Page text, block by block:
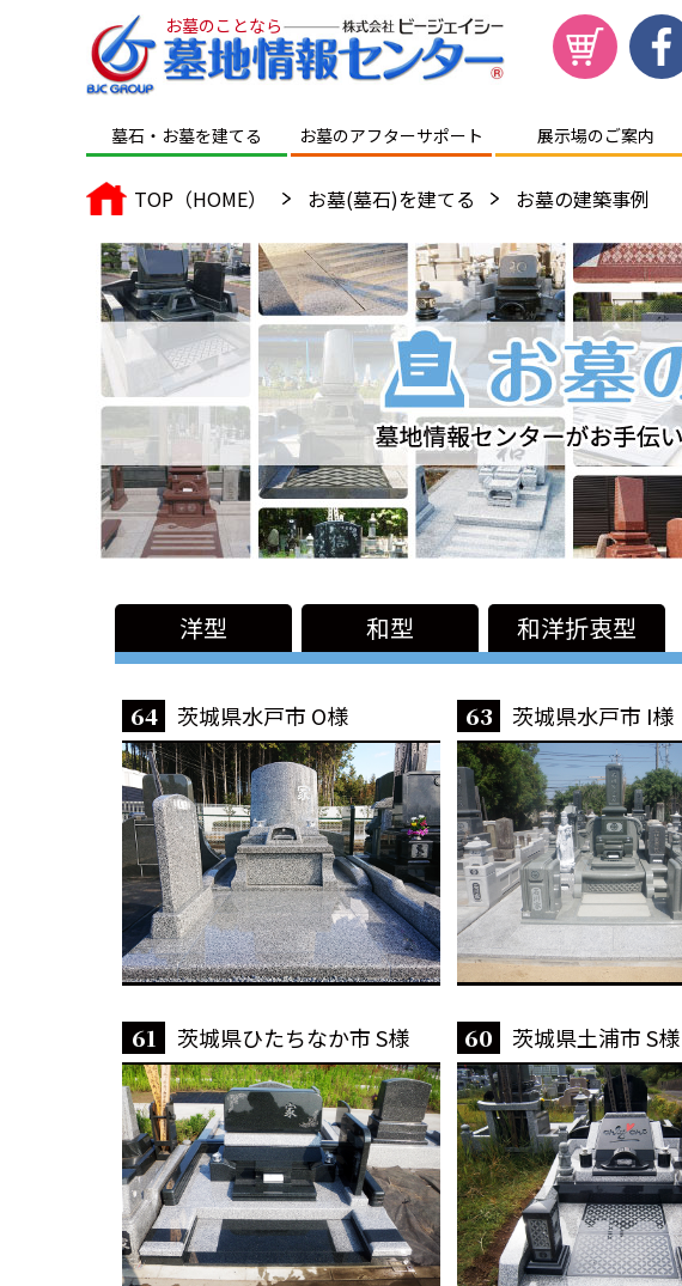
お墓のことなら
墓石・お墓を建てる お墓のアフターサポート 展示場のご案内
TOP（HOME） お墓(墓石)を建てる お墓の建築事例
洋型 和型 和洋折衷型
64 茨城県水戸市 O様 63 茨城県水戸市 I様
61 茨城県ひたちなか市 S様 60 茨城県土浦市 S様